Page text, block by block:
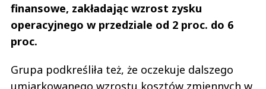
finansowe, zakładając wzrost zysku
operacyjnego w przedziale od 2 proc. do 6
proc.
Grupa podkreśliła też, że oczekuje dalszego